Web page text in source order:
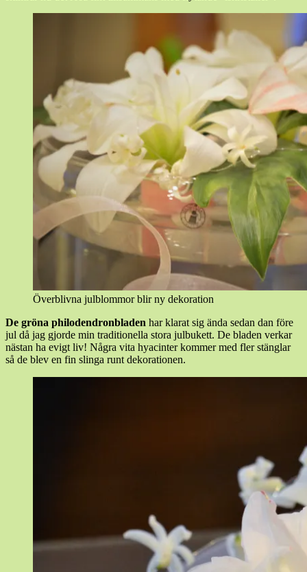
Överblivna julblommor blir ny dekoration
De gröna philodendronbladen har klarat sig ända sedan dan före
jul då jag gjorde min traditionella stora julbukett. De bladen verkar
nästan ha evigt liv! Några vita hyacinter kommer med fler stänglar
så de blev en fin slinga runt dekorationen.